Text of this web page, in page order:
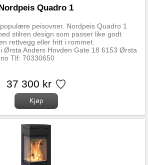
peisovner. Nordpeis Quadro 1
stilren design som passer like godt
rettvegg eller fritt i rommet.
Ørsta Anders Hovden Gate 18 6153 Ørsta
Tlf: 70330650
Quadro 1
37 300 kr